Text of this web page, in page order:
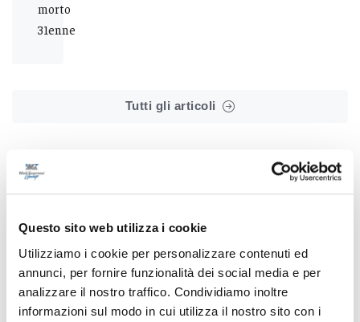
Questo sito web utilizza i cookie
Utilizziamo i cookie per personalizzare contenuti ed
annunci, per fornire funzionalità dei social media e per
analizzare il nostro traffico. Condividiamo inoltre
informazioni sul modo in cui utilizza il nostro sito con i
morto
31enne
Tutti gli articoli
Correlati